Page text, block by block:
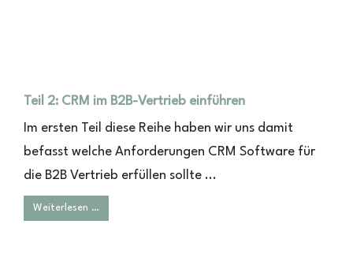
Teil 2: CRM im B2B-Vertrieb einführen
Im ersten Teil diese Reihe haben wir uns damit
befasst welche Anforderungen CRM Software für
die B2B Vertrieb erfüllen sollte ...
Weiterlesen …